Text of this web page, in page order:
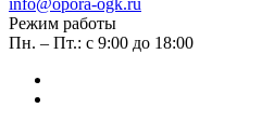
info@opora-ogk.ru
Режим работы
Пн. – Пт.: с 9:00 до 18:00